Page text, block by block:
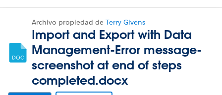
Archivo propiedad de Terry Givens
Import and Export with Data
Management-Error message-
screenshot at end of steps
completed.docx